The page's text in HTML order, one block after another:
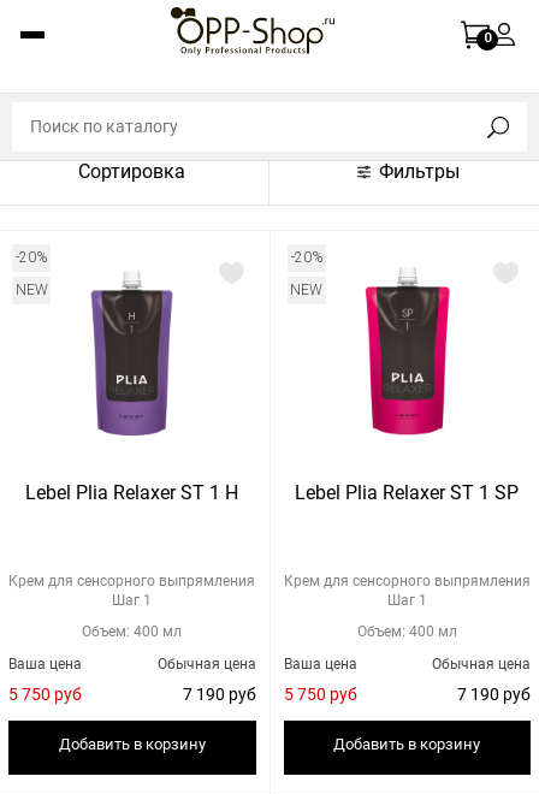
0
Сортировка Фильтры
По названию (A-Z)
По цене (по возрастанию)
По цене (по убыванию)
По популярности (по убыванию)
120
-20%
NEW
Lebel Plia Relaxer ST 1 H
Крем для сенсорного выпрямления
Шаг 1
Объем: 400 мл
Обычная цена
7 190 руб
Ваша цена
5 750 руб
Добавить в корзину
-20%
NEW
Lebel Plia Relaxer ST 1 SP
Крем для сенсорного выпрямления
Шаг 1
Объем: 400 мл
Обычная цена
7 190 руб
Ваша цена
5 750 руб
Добавить в корзину